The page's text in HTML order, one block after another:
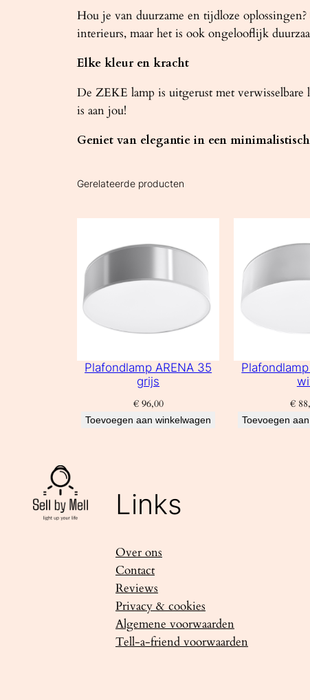
Hou je van duurzame en tijdloze
interieurs, maar het is ook ongelooflijk
Elke kleur en kracht
De ZEKE lamp is uitgerust met
is aan jou!
Geniet van elegantie in een
Gerelateerde producten
Plafondlamp ARENA 35
grijs
€96,00
Toevoegen aan winkelwagen
€
Toevoegen
Links
Over ons
Contact
Reviews
Privacy & cookies
Algemene voorwaarden
Tell-a-friend voorwaarden